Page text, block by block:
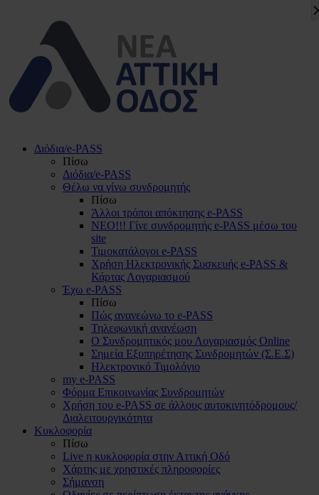
Διόδια/e-PASS
Πίσω
Διόδια/e-PASS
Θέλω να γίνω συνδρομητής
Πίσω
Άλλοι τρόποι απόκτησης e-PASS
ΝΕΟ!!! Γίνε συνδρομητής e-PASS μέσω του
site
Τιμοκατάλογοι e-PASS
Χρήση Ηλεκτρονικής Συσκευής e-PASS &
Κάρτας Λογαριασμού
Έχω e-PASS
Πίσω
Πώς ανανεώνω το e-PASS
Τηλεφωνική ανανέωση
Ο Συνδρομητικός μου Λογαριασμός Online
Σημεία Εξυπηρέτησης Συνδρομητών (Σ.Ε.Σ)
Ηλεκτρονικό Τιμολόγιο
my e-PASS
Φόρμα Επικοινωνίας Συνδρομητών
Χρήση του e-PASS σε άλλους αυτοκινητόδρομους/
Διαλειτουργικότητα
Κυκλοφορία
Πίσω
Live η κυκλοφορία στην Αττική Οδό
Χάρτης με χρηστικές πληροφορίες
Σήμανση